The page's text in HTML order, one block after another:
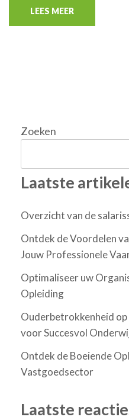
LEES MEER
Zoeken
Laatste
Overzicht van de
Ontdek de Voordelen
Jouw Professionele
Optimaliseer uw
Opleiding
Ouderbetrokkenheid op
voor Succesvol
Ontdek de Boeiende
Vastgoedsector
Laatste